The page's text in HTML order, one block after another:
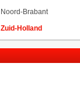
Noord-Brabant
Zuid-Holland